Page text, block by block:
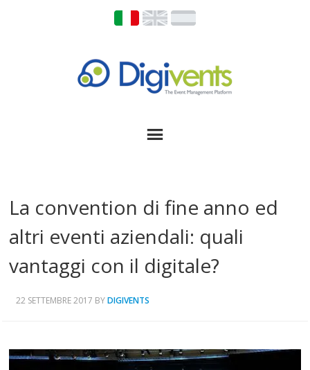
La convention di fine anno ed
altri eventi aziendali: quali
vantaggi con il digitale?
22 SETTEMBRE 2017 BYDIGIVENTS